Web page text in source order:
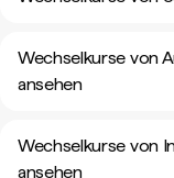
Wechselkurse von
ansehen
Wechselkurse von
ansehen